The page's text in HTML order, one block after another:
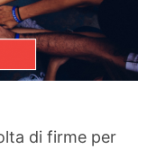
di firme per